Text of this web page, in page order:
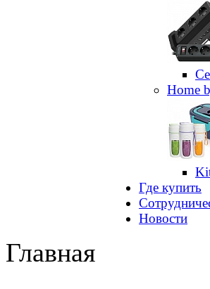
Home
Где купить
Новости
Главная